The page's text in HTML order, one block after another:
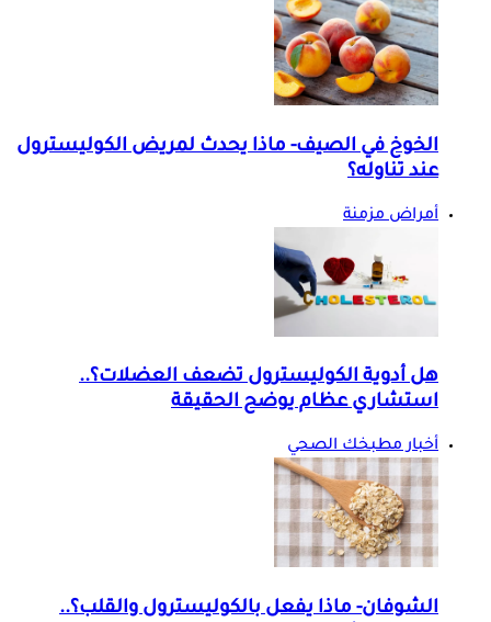
الخوخ في الصيف- ماذا يحدث لمريض الكوليسترول
عند تناوله؟
أمراض مزمنة
هل أدوية الكوليسترول تضعف العضلات؟..
استشاري عظام يوضح الحقيقة
أخبار مطبخك الصحي
الشوفان- ماذا يفعل بالكوليسترول والقلب؟..